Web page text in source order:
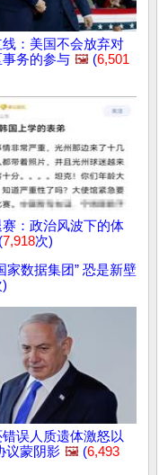
线：美国不会放弃对
务的参与 🖼️ (6,501
：政治风波下的体
(7,918次)
家数据集团” 恐是新壁
)
误人质遗体激怒以
议蒙阴影 🖼️ (6,493